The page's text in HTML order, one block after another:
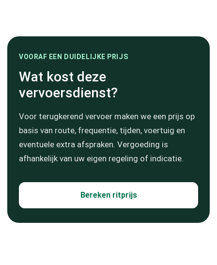
VOORAF EEN DUIDELIJKE PRIJS
Wat kost deze
vervoersdienst?
Voor terugkerend vervoer maken we een prijs op
basis van route, frequentie, tijden, voertuig en
eventuele extra afspraken. Vergoeding is
afhankelijk van uw eigen regeling of indicatie.
Bereken ritprijs